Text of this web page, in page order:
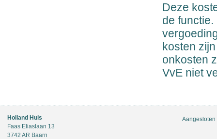
Deze
de
kosten
onkosten
VvE niet
Holland Huis
Faas Eliaslaan 13
3742 AR Baarn
Aangesloten